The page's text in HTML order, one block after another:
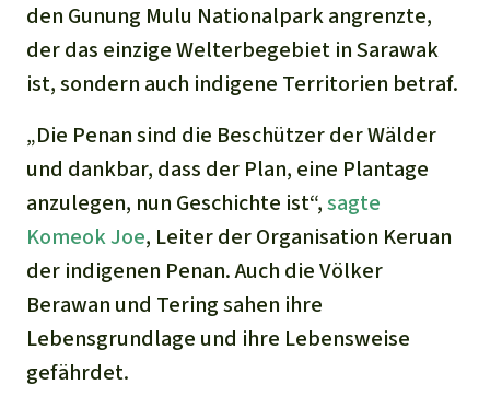
den Gunung Mulu Nationalpark angrenzte,
der das einzige Welterbegebiet in Sarawak
ist, sondern auch indigene Territorien betraf.
„Die Penan sind die Beschützer der Wälder
und dankbar, dass der Plan, eine Plantage
anzulegen, nun Geschichte ist“,sagte
Komeok Joe, Leiter der Organisation Keruan
der indigenen Penan. Auch die Völker
Berawan und Tering sahen ihre
Lebensgrundlage und ihre Lebensweise
gefährdet.